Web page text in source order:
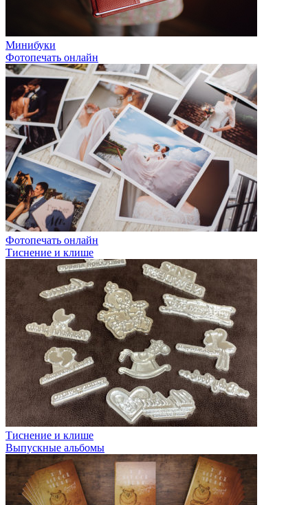
Минибуки
Фотопечать онлайн
Фотопечать онлайн
Тиснение и клише
Тиснение и клише
Выпускные альбомы